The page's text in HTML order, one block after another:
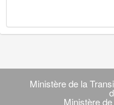
Navigation
transverse
Ministère de la
Ministère